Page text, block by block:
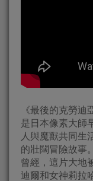
《最後的克勞
是日本像素大師
人與魔獸共同生
的壯闊冒險故事。
曾經，這片大地
迪爾和女神莉